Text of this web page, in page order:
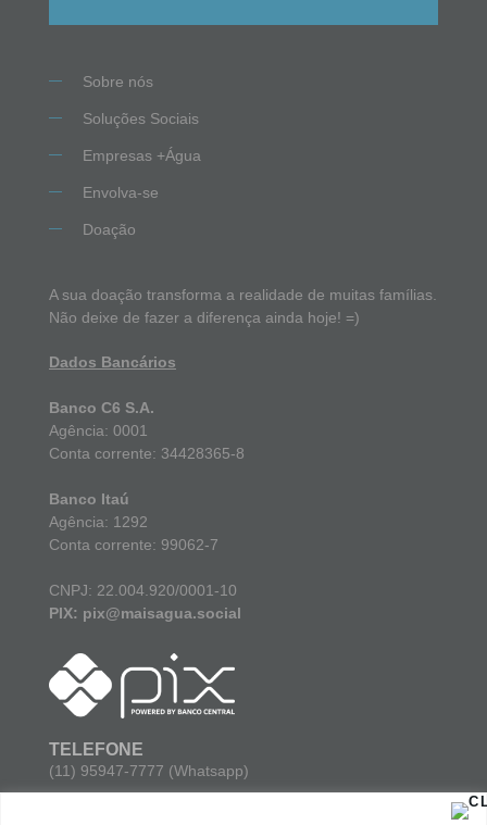
Sobre nós
Soluções Sociais
Empresas +Água
Envolva-se
Doação
A sua doação transforma a realidade de muitas famílias.
Não deixe de fazer a diferença ainda hoje! =)
Dados Bancários
Banco C6 S.A.
Agência: 0001
Conta corrente: 34428365-8
Banco Itaú
Agência: 1292
Conta corrente: 99062-7
CNPJ: 22.004.920/0001-10
PIX: pix@maisagua.social
TELEFONE
(11) 95947-7777 (Whatsapp)